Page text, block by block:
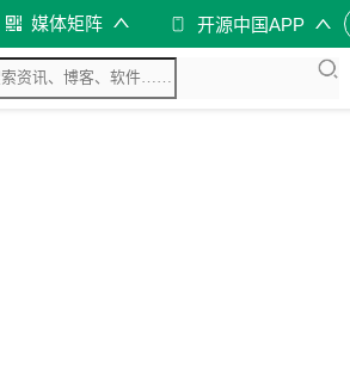
媒体矩阵 开源中国APP